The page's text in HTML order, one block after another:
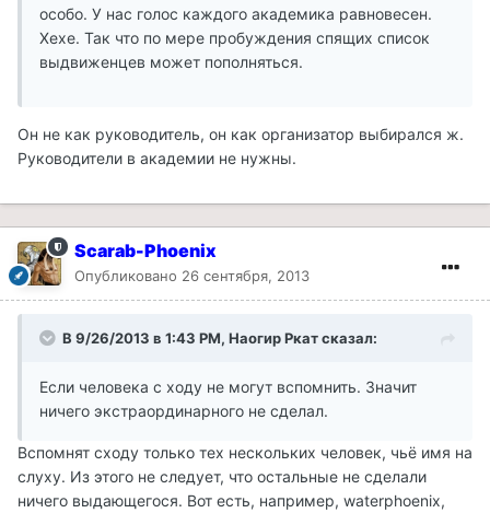
особо. У нас голос каждого академика равновесен.
Хехе. Так что по мере пробуждения спящих список
выдвиженцев может пополняться.
Он не как руководитель, он как организатор выбирался ж.
Руководители в академии не нужны.
Scarab-Phoenix
Опубликовано 26 сентября, 2013
В 9/26/2013 в 1:43 PM, Наогир Ркат сказал:
Если человека с ходу не могут вспомнить. Значит
ничего экстраординарного не сделал.
Вспомнят сходу только тех нескольких человек, чьё имя на
слуху. Из этого не следует, что остальные не сделали
ничего выдающегося. Вот есть, например, waterphoenix,